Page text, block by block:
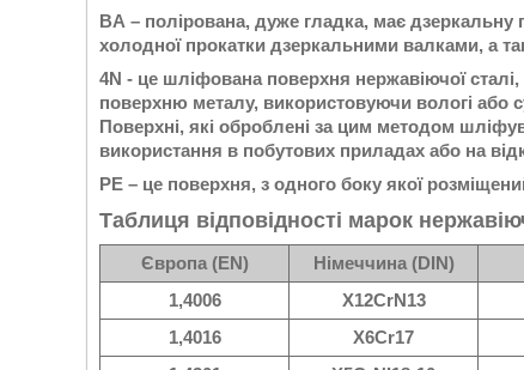
BA – полірована, дуже гладка, має дзеркальну
холодної прокатки дзеркальними валками, а
4N - це шліфована поверхня нержавіючої
поверхню металу, використовуючи вологі або
Поверхні, які оброблені за цим методом
використання в побутових приладах або на
РЕ – це поверхня, з одного боку якої
Таблиця відповідності марок
Європа (EN) Німеччина (DIN)
1,4006
X12CrN13
1,4016
X6Cr17